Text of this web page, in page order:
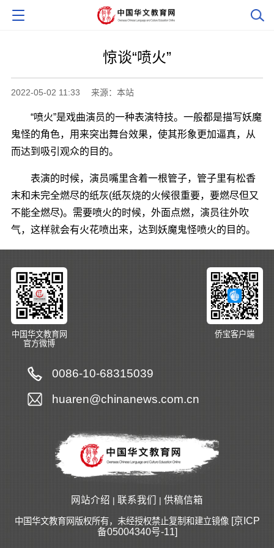
惊谈“喷火”
2022-05-02 11:33 来源：本站
“喷火”是戏曲演员的一种表演特技。一般都是描写妖魔
鬼怪的角色，用来突出舞台效果，使其形象更加逼真，从
而达到吸引观众的目的。
表演的时候，演员嘴里含着一根管子，管子里有松香
末和未完全燃尽的纸灰(纸灰烧的火候很重要，要燃尽但又
不能全燃尽)。需要喷火的时候，外面点燃，演员往外吹
气，这样就会有火花喷出来，达到妖魔鬼怪喷火的目的。
中国华文教育网
官方微博
侨宝客户端
0086-10-68315039
huaren@chinanews.com.cn
网站介绍 | 联系我们 | 供稿信箱
中国华文教育网版权所有，未经授权禁止复制和建立镜像 [京ICP
备05004340号-11]